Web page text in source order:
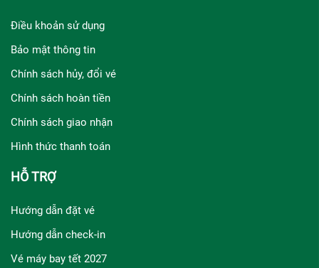
Điều khoản sử dụng
Bảo mật thông tin
Chính sách hủy, đổi vé
Chính sách hoàn tiền
Chính sách giao nhận
Hình thức thanh toán
HỖ TRỢ
Hướng dẫn đặt vé
Hướng dẫn check-in
Vé máy bay tết 2027